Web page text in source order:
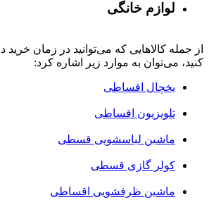
لوازم خانگی
از جمله کالاهایی که می‌توانید در زمان خرید
کنید، می‌توان به موارد زیر اشاره کرد:
یخچال اقساطی
تلویزیون اقساطی
ماشین لباسشویی قسطی
کولر گازی قسطی
ماشین ظرفشویی اقساطی